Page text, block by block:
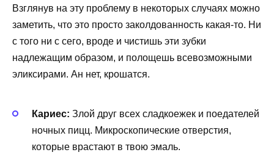
Взглянув на эту проблему в некоторых случаях можно
заметить, что это просто заколдованность какая-то. Ни
с того ни с сего, вроде и чистишь эти зубки
надлежащим образом, и полощешь всевозможными
эликсирами. Ан нет, крошатся.
Кариес: Злой друг всех сладкоежек и поедателей
ночных пицц. Микроскопические отверстия,
которые врастают в твою эмаль.